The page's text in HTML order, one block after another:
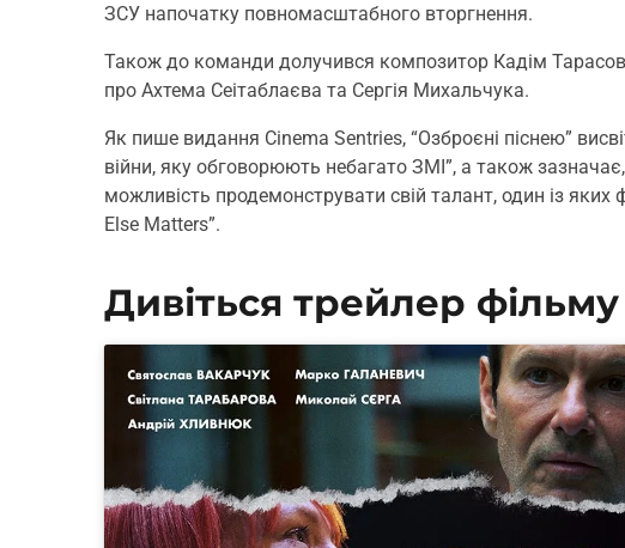
ЗСУ напочатку повномасштабного вторгнення.
Також до команди долучився композитор Кадім
про Ахтема Сеітаблаєва та Сергія Михальчука.
Як пише видання Cinema Sentries, “Озброєні піснею”
війни, яку обговорюють небагато ЗМІ”, а також
можливість продемонструвати свій талант, один із
Else Matters”.
Дивіться трейлер